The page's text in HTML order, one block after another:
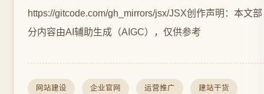
https://gitcode.com/gh_mirrors/jsx/JSX创作声明：本文部
分内容由AI辅助生成（AIGC），仅供参考
网站建设 企业官网 运营推广 建站干货